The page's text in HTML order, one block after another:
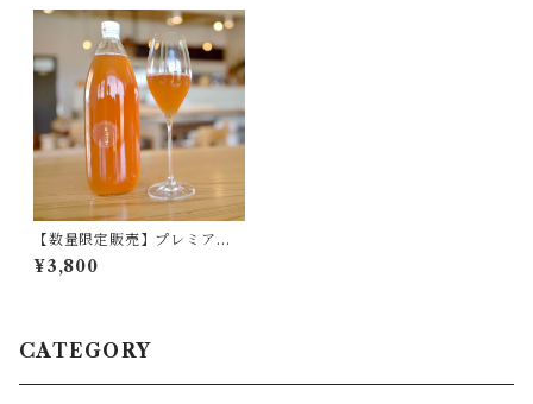
【数量限定販売】プレミアム
ロゼぶどうジュース(1本)
¥3,800
CATEGORY